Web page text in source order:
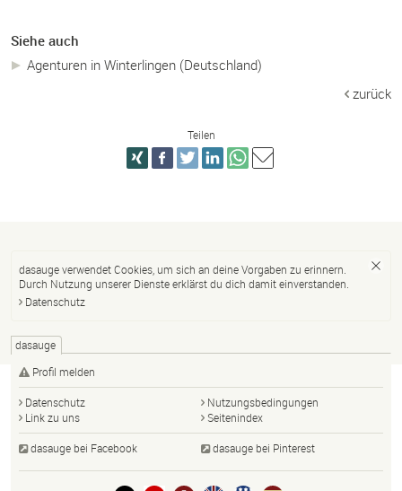
Siehe auch
Agenturen in Winterlingen (Deutschland)
zurück
Teilen
dasauge verwendet Cookies, um sich an deine Vorgaben zu erinnern.
Durch Nutzung unserer Dienste erklärst du dich damit einverstanden.
Datenschutz
dasauge
Profil melden
Datenschutz
Nutzungsbedingungen
Link zu uns
Seitenindex
dasauge bei Facebook dasauge bei Pinterest